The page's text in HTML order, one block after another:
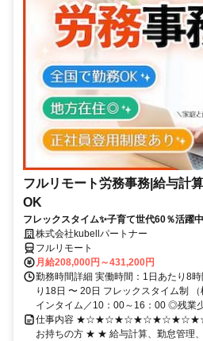
フルリモート労務事務|給与計
OK
フレックスタイム✨子育て世代60％活躍
株式会社kubellパートナー
フルリモート
月給208,000円～431,200円
勤務時間詳細 実働時間：1日あたり8
り18日 〜 20日 フレックスタイム制
インタイム／10：00～16：00 ◎残業
仕事内容
お持ちの方 ★ ★ 給与計算、勤怠管理